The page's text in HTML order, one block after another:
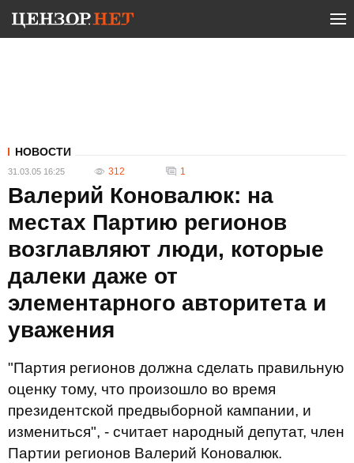
НОВОСТИ
31.03.05 16:25 312 1
Валерий Коновалюк: на
местах Партию регионов
возглавляют люди, которые
далеки даже от
элементарного авторитета и
уважения
"Партия регионов должна сделать правильную
оценку тому, что произошло во время
президентской предвыборной кампании, и
измениться", - считает народный депутат, член
Партии регионов Валерий Коновалюк.